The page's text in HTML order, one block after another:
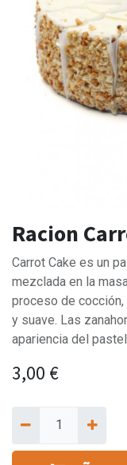
Racion
Carrot Cake es un
mezclada en la
proceso de
y suave. Las
apariencia del pastel
3,00 €